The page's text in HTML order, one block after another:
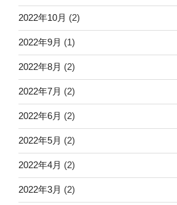
2022年10月 (2)
2022年9月 (1)
2022年8月 (2)
2022年7月 (2)
2022年6月 (2)
2022年5月 (2)
2022年4月 (2)
2022年3月 (2)